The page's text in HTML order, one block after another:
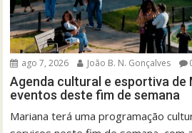
ago 7, 2026 João B. N. Gonçalves
Agenda cultural e esportiva de
eventos deste fim de semana
Mariana terá uma programação